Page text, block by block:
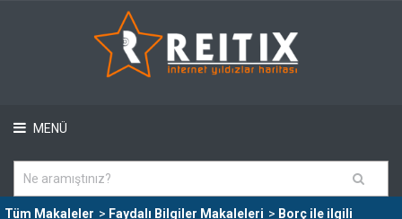
MENÜ
Tüm Makaleler > Faydalı Bilgiler Makaleleri > Borç ile ilgili